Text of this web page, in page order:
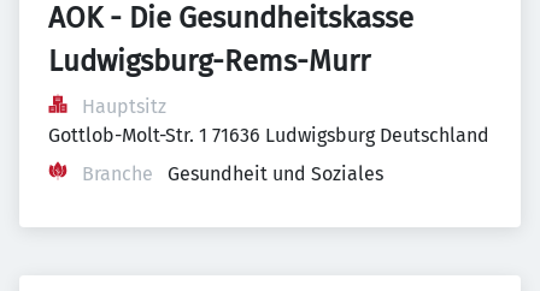
AOK - Die Gesundheitskasse
Ludwigsburg-Rems-Murr
Hauptsitz
Gottlob-Molt-Str. 1 71636 Ludwigsburg Deutschland
Branche
Gesundheit und Soziales